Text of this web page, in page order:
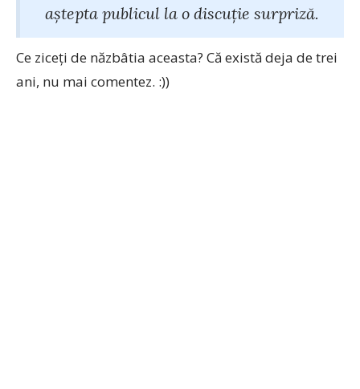
aștepta publicul la o discuție surpriză.
Ce ziceți de năzbâtia aceasta? Că există deja de trei
ani, nu mai comentez. :))